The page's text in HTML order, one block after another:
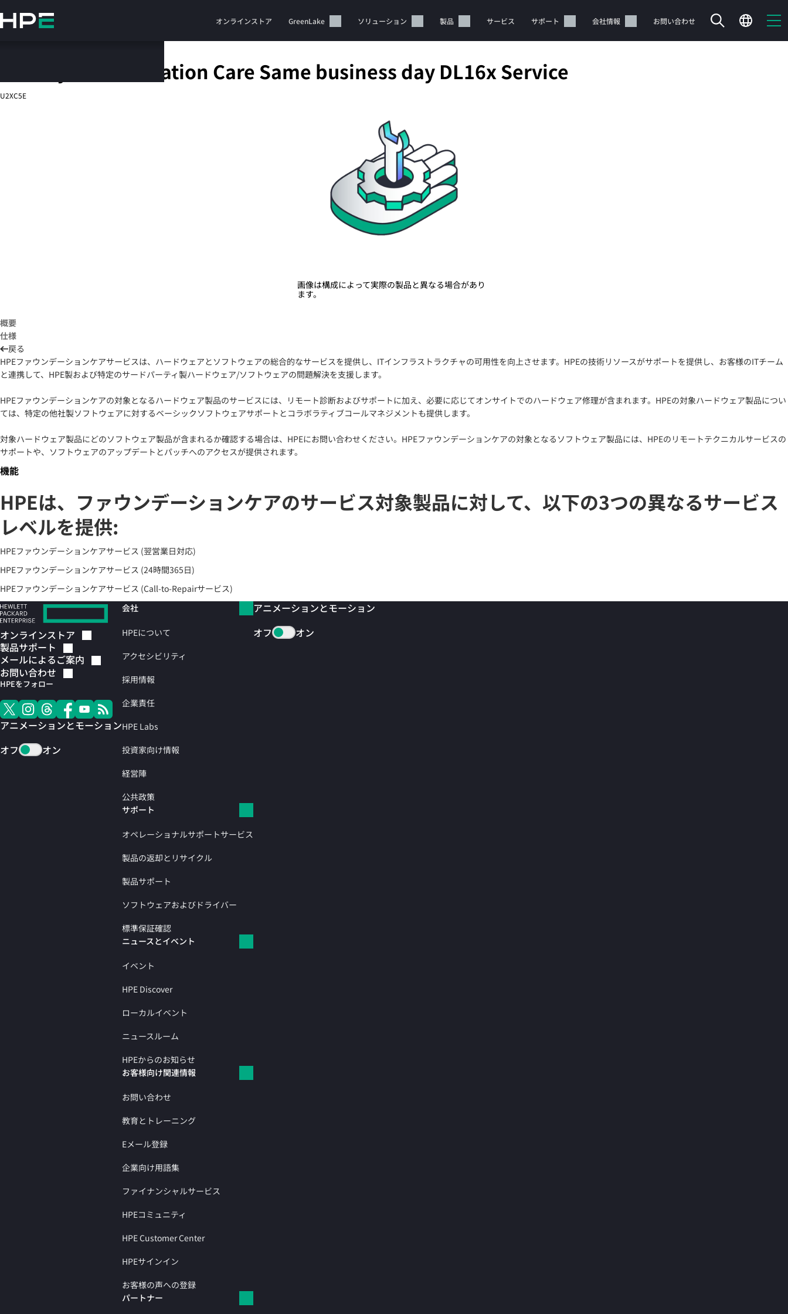
イ
テ
ン
オンラインストア GreenLake ソリューション 製品 サービス サポート 会社情報 お問い合わせ
カートは空です
HPEストアで商品を検索、構成、注文できます。
今すぐ購入
HPE 5 year Foundation Care Same business day DL16x Service
U2XC5E
画像は構成によって実際の製品と異なる場合があり
ます。
概要
仕様
戻る
HPEファウンデーションケアサービスは、ハードウェアとソフトウェアの総合的なサービスを提供し、ITインフラストラクチャの可用性を向上させます。HPEの技術リソースがサポートを提供し、お客様のITチーム
と連携して、HPE製および特定のサードパーティ製ハードウェア/ソフトウェアの問題解決を支援します。
HPEファウンデーションケアの対象となるハードウェア製品のサービスには、リモート診断およびサポートに加え、必要に応じてオンサイトでのハードウェア修理が含まれます。HPEの対象ハードウェア製品につい
ては、特定の他社製ソフトウェアに対するベーシックソフトウェアサポートとコラボラティブコールマネジメントも提供します。
対象ハードウェア製品にどのソフトウェア製品が含まれるか確認する場合は、HPEにお問い合わせください。HPEファウンデーションケアの対象となるソフトウェア製品には、HPEのリモートテクニカルサービスの
サポートや、ソフトウェアのアップデートとパッチへのアクセスが提供されます。
機能
HPEは、ファウンデーションケアのサービス対象製品に対して、以下の3つの異なるサービス
レベルを提供:
HPEファウンデーションケアサービス (翌営業日対応)
HPEファウンデーションケアサービス (24時間365日)
HPEファウンデーションケアサービス (Call-to-Repairサービス)
オンラインストア
製品サポート
メールによるご案内
お問い合わせ
HPEをフォロー
アニメーションとモーション
オフ
オン
会社
HPEについて
アクセシビリティ
採用情報
企業責任
HPE Labs
投資家向け情報
経営陣
公共政策
サポート
オペレーショナルサポートサービス
製品の返却とリサイクル
製品サポート
ソフトウェアおよびドライバー
標準保証確認
ニュースとイベント
イベント
HPE Discover
ローカルイベント
ニュースルーム
HPEからのお知らせ
お客様向け関連情報
お問い合わせ
教育とトレーニング
Eメール登録
企業向け用語集
ファイナンシャルサービス
HPEコミュニティ
HPE Customer Center
HPEサインイン
お客様の声への登録
パートナー
アニメーションとモーション
オフ
オン